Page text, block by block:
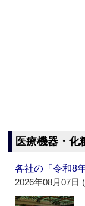
医療機器・化
各社の「令和8
2026年08月07日